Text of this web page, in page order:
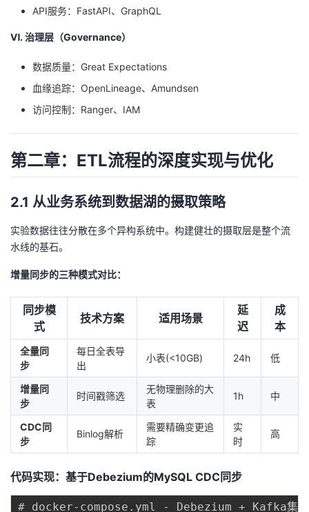
API服务：FastAPI、GraphQL
Ⅵ. 治理层（Governance）
数据质量：Great Expectations
血缘追踪：OpenLineage、Amundsen
访问控制：Ranger、IAM
第二章：ETL流程的深度实现与优化
2.1 从业务系统到数据湖的摄取策略
实验数据往往分散在多个异构系统中。构建健壮的摄取层是整个流
水线的基石。
增量同步的三种模式对比：
同步模
式
技术方案 适用场景
延
迟
成
本
全量同
步
每日全表导
出
小表(<10GB) 24h 低
增量同
步
时间戳筛选
无物理删除的大
表
1h 中
CDC同
步
Binlog解析
需要精确变更追
踪
实
时
高
代码实现：基于Debezium的MySQL CDC同步
# docker-compose.yml - Debezium + Kafka集群